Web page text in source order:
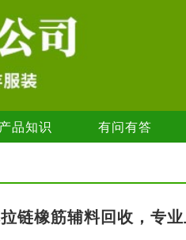
产品知识 有问有答
链橡筋辅料回收，专